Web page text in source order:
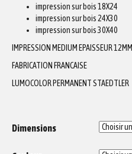
impression sur bois 18X24
impression sur bois 24X30
impression sur bois 30X40
IMPRESSION MEDIUM EPAISSEUR 12MM
FABRICATION FRANCAISE
LUMOCOLOR PERMANENT STAEDTLER
Dimensions